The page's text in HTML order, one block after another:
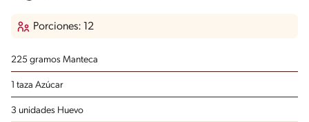
Porciones: 12
225 gramos Manteca
1 taza Azúcar
3 unidades Huevo